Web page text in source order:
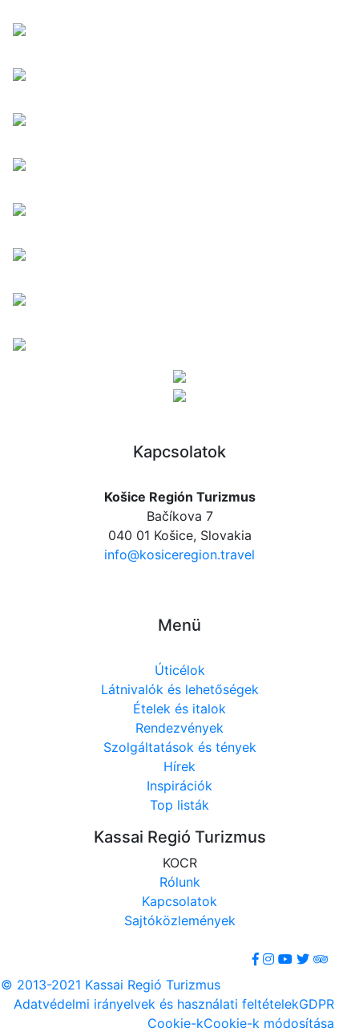
Kapcsolatok
Košice Región Turizmus
Bačíkova 7
040 01 Košice, Slovakia
info@kosiceregion.travel
Menü
Úticélok
Látnivalók és lehetőségek
Ételek és italok
Rendezvények
Szolgáltatások és tények
Hírek
Inspirációk
Top listák
Kassai Regió Turizmus
KOCR
Rólunk
Kapcsolatok
Sajtóközlemények
© 2013-2021 Kassai Regió Turizmus
Adatvédelmi irányelvek és használati feltételekGDPR
Cookie-kCookie-k módosítása